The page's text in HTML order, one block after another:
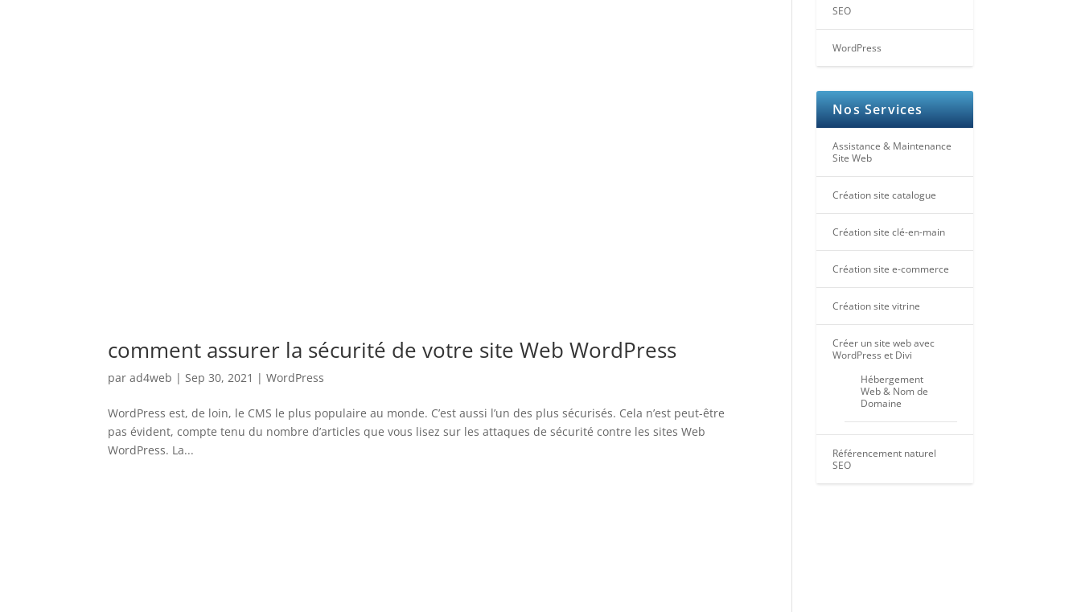
comment assurer la sécurité de votre site Web WordPress
parad4web | Sep 30, 2021 |WordPress
WordPress est, de loin, le CMS le plus populaire au monde. C’est aussi l’un des plus sécurisés. Cela n’est peut-être
pas évident, compte tenu du nombre d’articles que vous lisez sur les attaques de sécurité contre les sites Web
WordPress. La...
SEO
WordPress
Nos Services
Assistance & Maintenance
Site Web
Création site catalogue
Création site clé-en-main
Création site e-commerce
Création site vitrine
Créer un site web avec
WordPress et Divi
Hébergement
Web & Nom de
Domaine
Référencement naturel
SEO